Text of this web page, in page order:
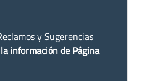
y Sugerencias
información de Página